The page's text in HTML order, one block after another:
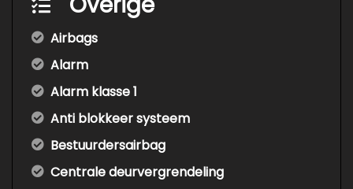
Airbags
Alarm
Alarm klasse 1
Anti blokkeer systeem
Bestuurdersairbag
Centrale deurvergrendeling